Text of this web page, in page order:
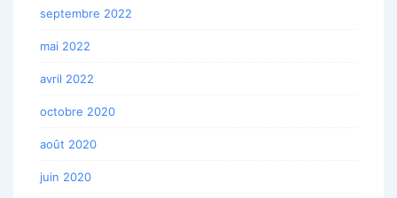
septembre 2022
mai 2022
avril 2022
octobre 2020
août 2020
juin 2020